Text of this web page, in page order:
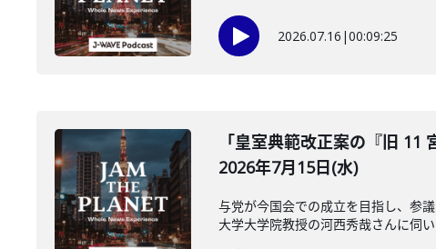
2026.07.16 |00:09:25
「皇室典範改正案の『旧 11
2026年7月15日(水)
与党が今国会での成立を目指し、参
大学大学院教授の河西秀哉さんに伺